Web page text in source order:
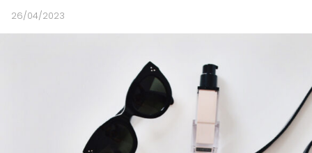
26/04/2023